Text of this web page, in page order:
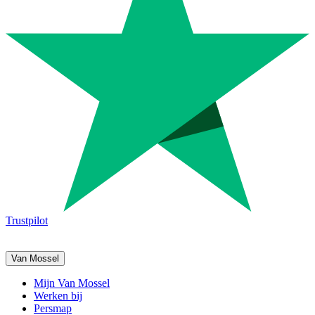
Trustpilot
Van Mossel
Mijn Van Mossel
Werken bij
Persmap